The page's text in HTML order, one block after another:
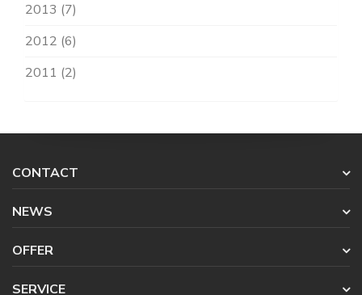
2013 (7)
2012 (6)
2011 (2)
CONTACT
NEWS
OFFER
SERVICE